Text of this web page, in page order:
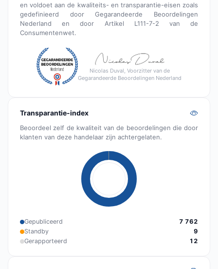
en voldoet aan de kwaliteits- en transparantie-eisen zoals
gedefinieerd door Gegarandeerde Beoordelingen
Nederland en door Artikel L111-7-2 van de
Consumentenwet.
Nicolas Duval, Voorzitter van de
Gegarandeerde Beoordelingen Nederland
Transparantie-index
Beoordeel zelf de kwaliteit van de beoordelingen die door
klanten van deze handelaar zijn achtergelaten.
Gepubliceerd
7 762
Standby
9
Gerapporteerd
12